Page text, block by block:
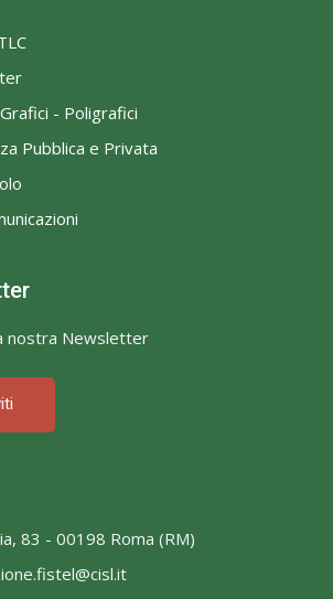
- Poligrafici
Pubblica e Privata
nostra Newsletter
83 - 00198 Roma (RM)